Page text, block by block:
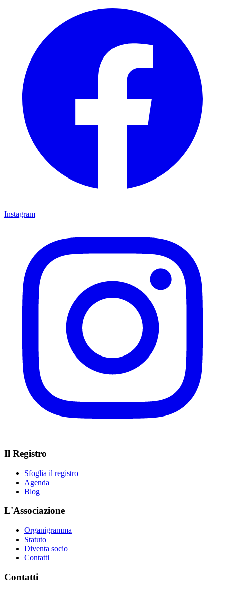
Instagram
Il Registro
Sfoglia il registro
Agenda
Blog
L'Associazione
Organigramma
Statuto
Diventa socio
Contatti
Contatti